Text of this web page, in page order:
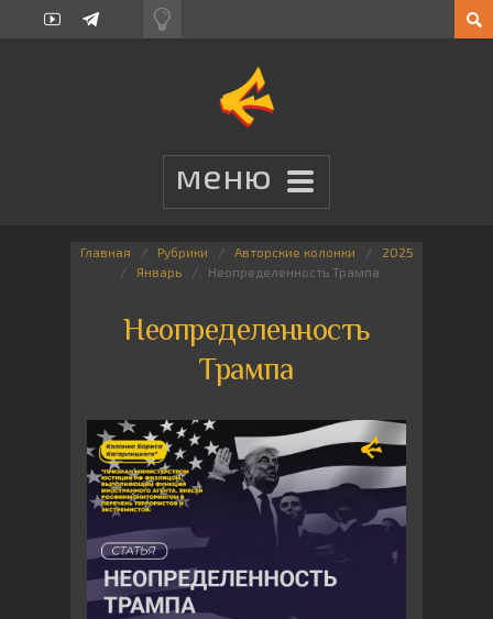
Главная Рубрики Авторские колонки
2025
Январь
Неопределенность Трампа
Неопределенность
Трампа